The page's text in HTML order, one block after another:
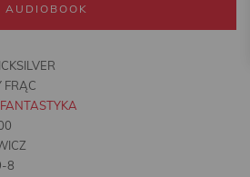
AUDIOBOOK
FRĄC
8